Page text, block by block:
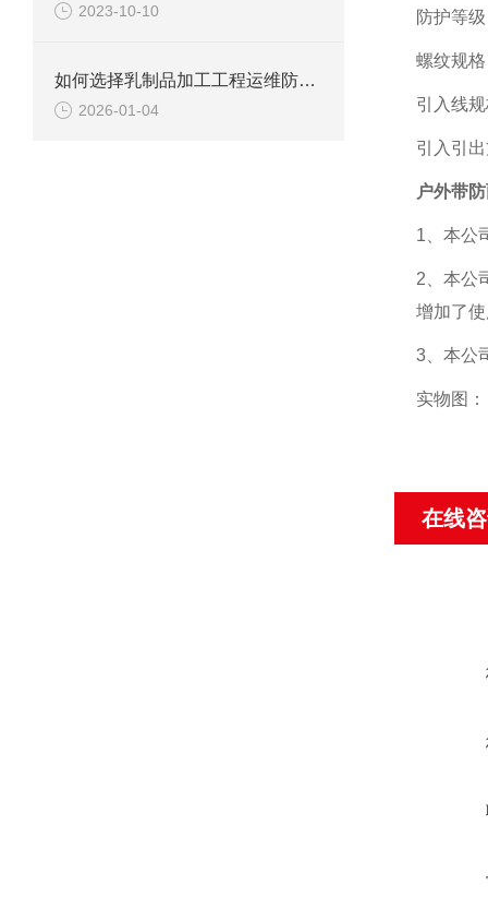
2023-10-10
如何选择乳制品加工工程运维防爆区用防爆柜？
2026-01-04
防护等
螺纹规
引入线
引入引
户外带
1、本公
2、本公
增加了
3、本公
实物图：
在线